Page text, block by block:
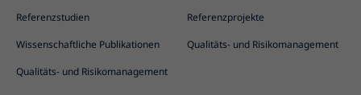
Referenzstudien
Wissenschaftliche Publikationen
Qualitäts- und Risikomanagement
Referenzprojekte
Qualitäts- und Risikomanagement